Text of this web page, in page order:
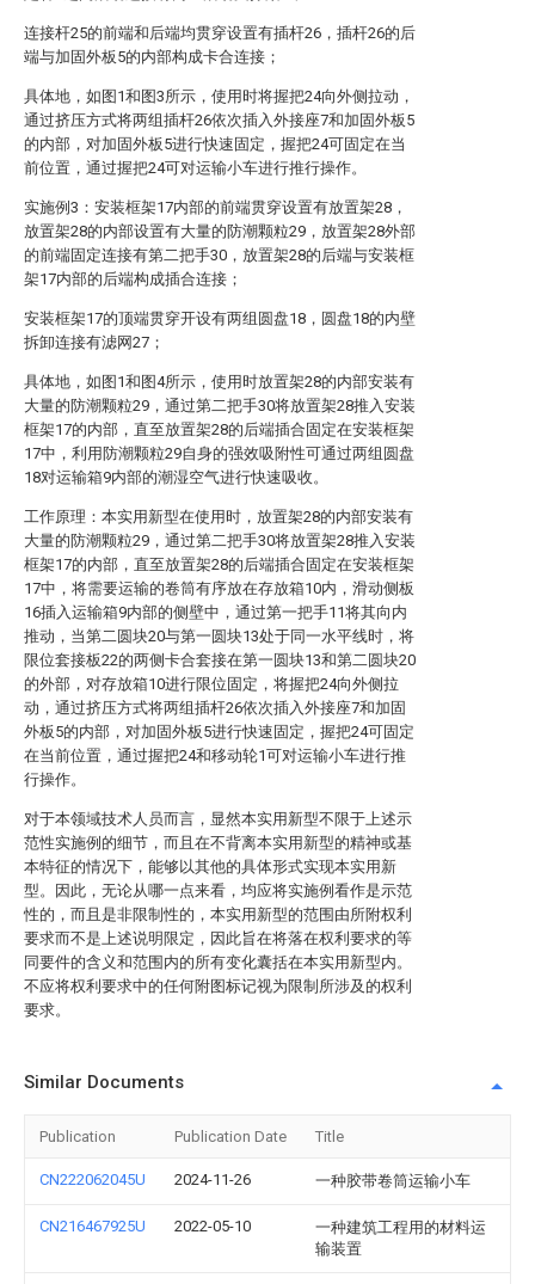
连接杆25的前端和后端均贯穿设置有插杆26，插杆26的后
端与加固外板5的内部构成卡合连接；
具体地，如图1和图3所示，使用时将握把24向外侧拉动，
通过挤压方式将两组插杆26依次插入外接座7和加固外板5
的内部，对加固外板5进行快速固定，握把24可固定在当
前位置，通过握把24可对运输小车进行推行操作。
实施例3：安装框架17内部的前端贯穿设置有放置架28，
放置架28的内部设置有大量的防潮颗粒29，放置架28外部
的前端固定连接有第二把手30，放置架28的后端与安装框
架17内部的后端构成插合连接；
安装框架17的顶端贯穿开设有两组圆盘18，圆盘18的内壁
拆卸连接有滤网27；
具体地，如图1和图4所示，使用时放置架28的内部安装有
大量的防潮颗粒29，通过第二把手30将放置架28推入安装
框架17的内部，直至放置架28的后端插合固定在安装框架
17中，利用防潮颗粒29自身的强效吸附性可通过两组圆盘
18对运输箱9内部的潮湿空气进行快速吸收。
工作原理：本实用新型在使用时，放置架28的内部安装有
大量的防潮颗粒29，通过第二把手30将放置架28推入安装
框架17的内部，直至放置架28的后端插合固定在安装框架
17中，将需要运输的卷筒有序放在存放箱10内，滑动侧板
16插入运输箱9内部的侧壁中，通过第一把手11将其向内
推动，当第二圆块20与第一圆块13处于同一水平线时，将
限位套接板22的两侧卡合套接在第一圆块13和第二圆块20
的外部，对存放箱10进行限位固定，将握把24向外侧拉
动，通过挤压方式将两组插杆26依次插入外接座7和加固
外板5的内部，对加固外板5进行快速固定，握把24可固定
在当前位置，通过握把24和移动轮1可对运输小车进行推
行操作。
对于本领域技术人员而言，显然本实用新型不限于上述示
范性实施例的细节，而且在不背离本实用新型的精神或基
本特征的情况下，能够以其他的具体形式实现本实用新
型。因此，无论从哪一点来看，均应将实施例看作是示范
性的，而且是非限制性的，本实用新型的范围由所附权利
要求而不是上述说明限定，因此旨在将落在权利要求的等
同要件的含义和范围内的所有变化囊括在本实用新型内。
不应将权利要求中的任何附图标记视为限制所涉及的权利
要求。
Similar Documents
Publication Publication Date Title
CN222062045U 2024-11-26 一种胶带卷筒运输小车
CN216467925U 2022-05-10
一种建筑工程用的材料运
输装置